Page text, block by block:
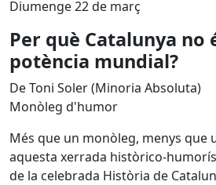
Diumenge 22 de març
Per què Catalunya no
potència mundial?
De Toni Soler (Minoria Absoluta)
Monòleg d'humor
Més que un monòleg, menys que
aquesta xerrada històrico-
de la celebrada Història de